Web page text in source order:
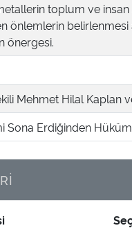
toplum ve insan
önlemlerin belirlenmesi
önergesi.
Mehmet Hilal Kaplan
Sona Erdiğinden